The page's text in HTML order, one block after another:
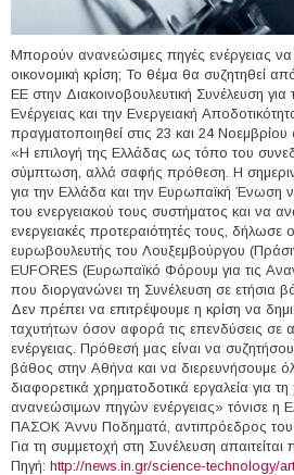
Μπορούν ανανεώσιμες πηγές ενέργειας
οικονομική κρίση; Το θέμα θα συζητηθεί
ΕΕ στην Διακοινοβουλευτική Συνέλευση
Ενέργειας και την Ενεργειακή
πραγματοποιηθεί στις 23 και 24 Νοεμβρίου
«Η επιλογή της Ελλάδας ως τόπο του
σύμπτωση, αλλά σαφής πρόθεση. Η σημερινή
για την Ελλάδα και την Ευρωπαϊκή Ένωση
του ενεργειακού τους συστήματος και να
ενεργειακές προτεραιότητές τους, δήλωσε
ευρωβουλευτής του Λουξεμβούργου
EUFORES (Ευρωπαϊκό Φόρουμ για τις
που διοργανώνει τη Συνέλευση σε ετήσια
Δεν πρέπει να επιτρέψουμε η κρίση να
ταχυτήτων όσον αφορά τις επενδύσεις σε
ενέργειας. Πρόθεσή μας είναι να
βάθος στην Αθήνα και να διερευνήσουμε
διαφορετικά χρηματοδοτικά εργαλεία για
ανανεώσιμων πηγών ενέργειας» τόνισε η
ΠΑΣΟΚ Άννυ Ποδηματά, αντιπρόεδρος του
Για τη συμμετοχή στη Συνέλευση απαιτείται
Πηγή: http://news.in.gr/science-technology/